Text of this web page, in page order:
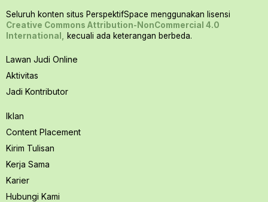
Seluruh konten situs PerspektifSpace menggunakan lisensi
Creative Commons Attribution-NonCommercial 4.0
International,
kecuali ada keterangan berbeda.
Lawan Judi Online
Aktivitas
Jadi Kontributor
Iklan
Content Placement
Kirim Tulisan
Kerja Sama
Karier
Hubungi Kami